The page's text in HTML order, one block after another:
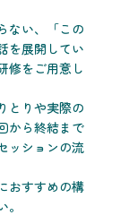
ない、「この
を展開してい
修をご用意し
とりや実際の
から終結まで
ッションの流
おすすめの構